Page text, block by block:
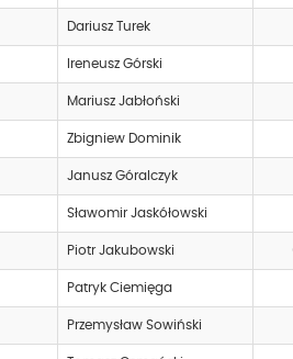
Dariusz Turek
Ireneusz Górski
Mariusz Jabłoński
Zbigniew Dominik
Janusz Góralczyk
Sławomir Jaskółowski
Piotr Jakubowski
Patryk Ciemięga
Przemysław Sowiński